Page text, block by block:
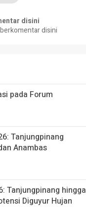
disini
disini
pada Forum
Tanjungpinang
Anambas
Tanjungpinang hingga
Diguyur Hujan